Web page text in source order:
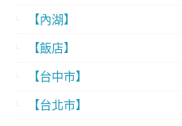
【內湖】
【飯店】
【台中市】
【台北市】